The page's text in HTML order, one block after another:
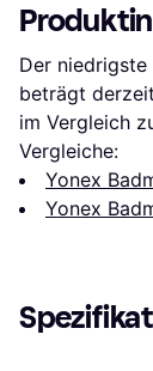
Der niedrigste
beträgt derzeit
im Vergleich
Vergleiche:
Yonex
Yonex